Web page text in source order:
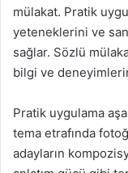
mülakat. Pratik
yeteneklerini ve
sağlar. Sözlü
bilgi ve
Pratik uygulama
tema etrafında
adayların